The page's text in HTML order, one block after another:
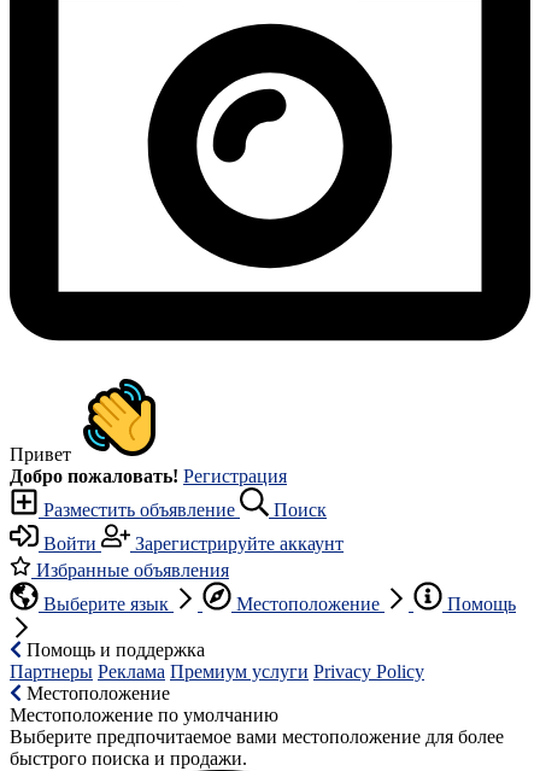
Привет
Добро пожаловать! Регистрация
Разместить объявление
Поиск
Войти
Зарегистрируйте аккаунт
Избранные объявления
Выберите язык
Местоположение Помощь
Помощь и поддержка
Партнеры Реклама Премиум услуги Privacy Policy
Местоположение
Местоположение по умолчанию
Выберите предпочитаемое вами местоположение для более
быстрого поиска и продажи.